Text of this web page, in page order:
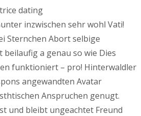
inzwischen sehr wohl Vati!
Sternchen Abort selbige
a genau so wie Dies
funktioniert – pro! Hinterwaldler
angewandten Avatar
Anspruchen genugt.
und bleibt ungeachtet Freund